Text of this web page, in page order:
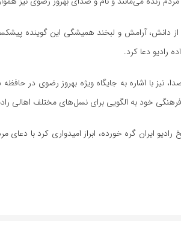
دانش، آرامش و لبخند همیشگی این گوینده
رادیو دعا کرد.
نیز با اشاره به جایگاه ویژه بهروز رضوی
فرهنگی خود به الگویی برای نسل‌های مختلف اهالی
رادیو ایران گره خورده، ابراز امیدواری کرد با